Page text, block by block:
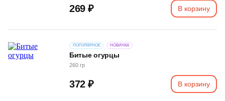
269 ₽ В корзину
Битые огурцы
ПОПУЛЯРНОЕ НОВИНКА
260 гр
372 ₽ В корзину